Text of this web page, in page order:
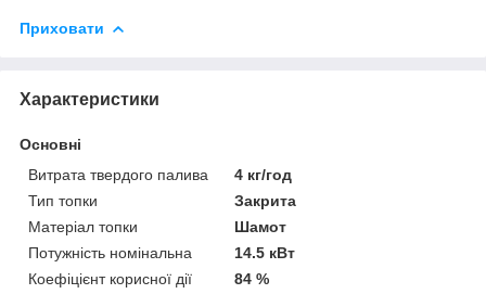
Приховати
Характеристики
Основні
Витрата твердого палива
4 кг/год
Тип топки
Закрита
Матеріал топки
Шамот
Потужність номінальна
14.5 кВт
Коефіцієнт корисної дії
84 %